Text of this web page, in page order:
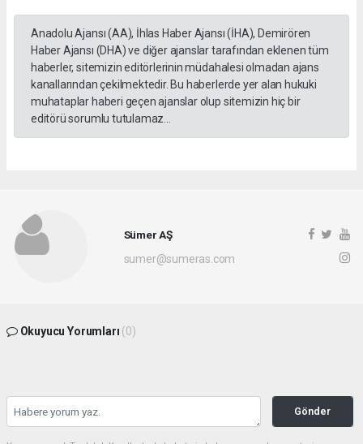
Anadolu Ajansı (AA), İhlas Haber Ajansı (İHA), Demirören
Haber Ajansı (DHA) ve diğer ajanslar tarafından eklenen tüm
haberler, sitemizin editörlerinin müdahalesi olmadan ajans
kanallarından çekilmektedir. Bu haberlerde yer alan hukuki
muhataplar haberi geçen ajanslar olup sitemizin hiç bir
editörü sorumlu tutulamaz...
Sümer AŞ
sumer@sumeras.com
Okuyucu Yorumları (0)
Gönder